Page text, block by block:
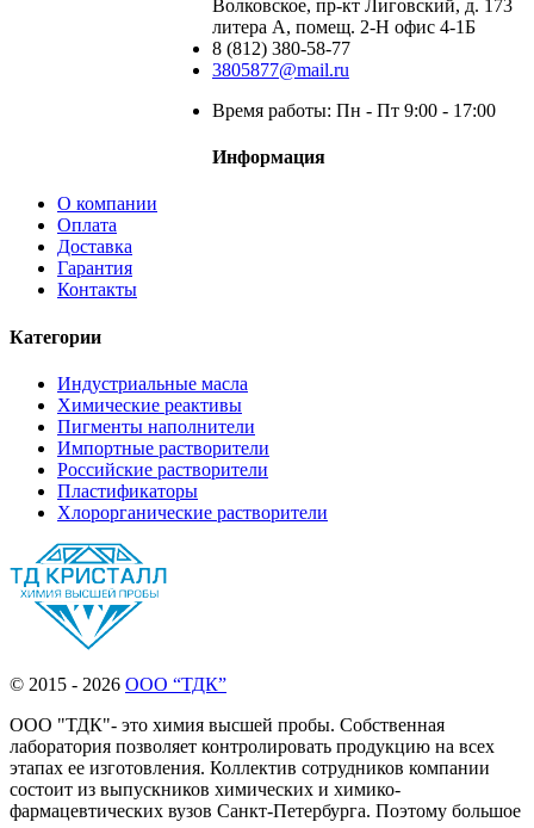
Волковское, пр-кт Лиговский, д. 173
литера А, помещ. 2-Н офис 4-1Б
8 (812) 380-58-77
3805877@mail.ru
Время работы: Пн - Пт 9:00 - 17:00
Информация
О компании
Оплата
Доставка
Гарантия
Контакты
Категории
Индустриальные масла
Химические реактивы
Пигменты наполнители
Импортные растворители
Российские растворители
Пластификаторы
Хлорорганические растворители
© 2015 - 2026 ООО “ТДК”
ООО "ТДК"- это химия высшей пробы. Собственная
лаборатория позволяет контролировать продукцию на всех
этапах ее изготовления. Коллектив сотрудников компании
состоит из выпускников химических и химико-
фармацевтических вузов Санкт-Петербурга. Поэтому большое